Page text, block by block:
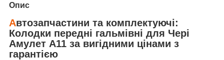
Опис
Автозапчастини та комплектуючі:
Колодки передні гальмівні для Чері
Амулет А11 за вигідними цінами з
гарантією